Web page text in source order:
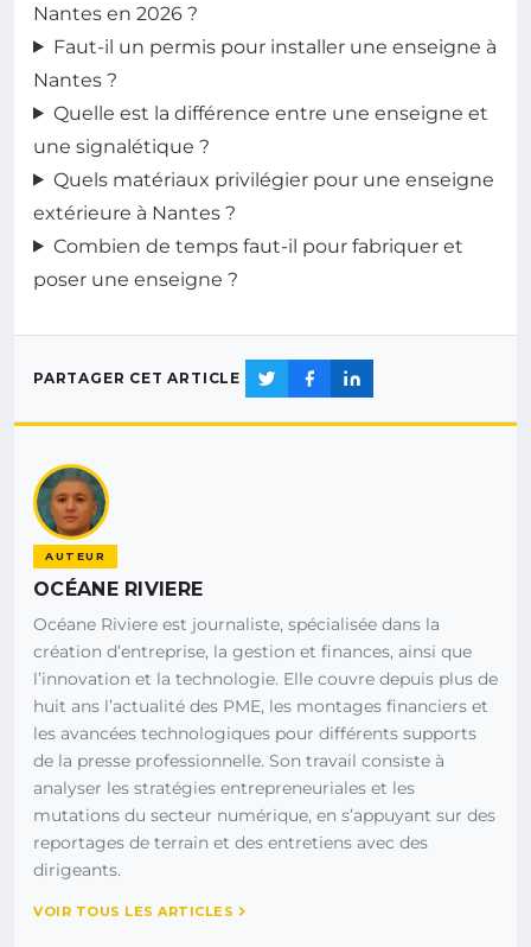
Nantes en 2026 ?
Faut-il un permis pour installer une enseigne à
Nantes ?
Quelle est la différence entre une enseigne et
une signalétique ?
Quels matériaux privilégier pour une enseigne
extérieure à Nantes ?
Combien de temps faut-il pour fabriquer et
poser une enseigne ?
PARTAGER CET ARTICLE
AUTEUR
OCÉANE RIVIERE
Océane Riviere est journaliste, spécialisée dans la
création d’entreprise, la gestion et finances, ainsi que
l’innovation et la technologie. Elle couvre depuis plus de
huit ans l’actualité des PME, les montages financiers et
les avancées technologiques pour différents supports
de la presse professionnelle. Son travail consiste à
analyser les stratégies entrepreneuriales et les
mutations du secteur numérique, en s’appuyant sur des
reportages de terrain et des entretiens avec des
dirigeants.
VOIR TOUS LES ARTICLES